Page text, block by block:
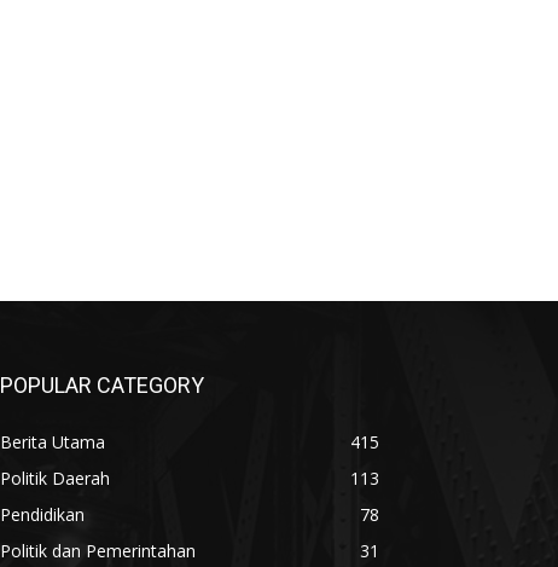
POPULAR CATEGORY
Berita Utama
415
Politik Daerah
113
Pendidikan
78
Politik dan Pemerintahan
31